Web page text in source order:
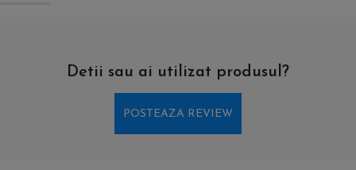
Detii sau ai utilizat produsul?
POSTEAZA REVIEW